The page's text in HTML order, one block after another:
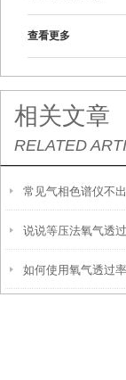
查看更多
相关文章
RELATED
常见气相色谱仪不
说说等压法氧气透
检测应注意事项
如何使用氧气透过